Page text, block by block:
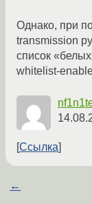
Однако, при
transmission
список
whitelist-
Ссылка
←